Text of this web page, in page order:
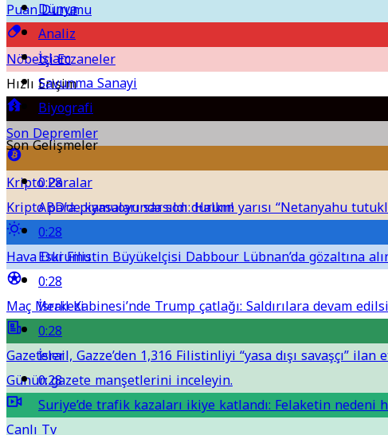
Puan Durumu
Nöbetçi Eczaneler
Hızlı Erişim
Son Depremler
Kripto Paralar
Kripto para piyasalarında son durum!
Hava Durumu
Maç Merkezi
Gazeteler
Günün gazete manşetlerini inceleyin.
Canlı Tv
Dünya
Analiz
İslam
Savunma Sanayi
Biyografi
Son Gelişmeler
0:28
ABD’de kamuoyu sarsıldı: Halkın yarısı “Netanyahu
0:28
Eski Filistin Büyükelçisi Dabbour Lübnan’da gözaltına
0:28
İsrail Kabinesi’nde Trump çatlağı: Saldırılara devam
0:28
İsrail, Gazze’den 1,316 Filistinliyi “yasa dışı savaşçı” ilan
0:28
Suriye’de trafik kazaları ikiye katlandı: Felaketin nedeni